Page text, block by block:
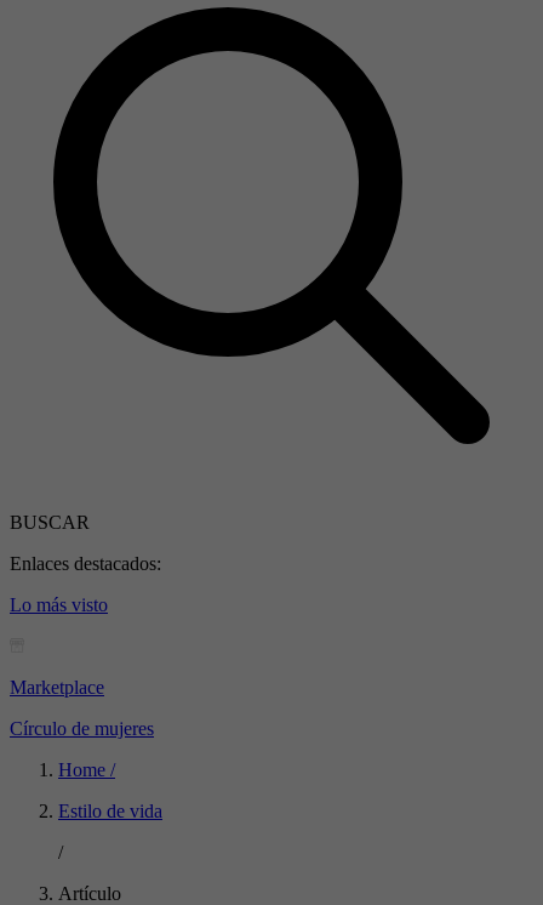
BUSCAR
Enlaces destacados:
Lo más visto
Marketplace
Círculo de mujeres
Home /
Estilo de vida
/
Artículo